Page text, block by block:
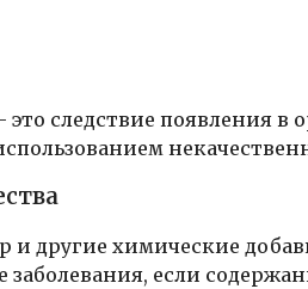
это следствие появления
и другие химические
если